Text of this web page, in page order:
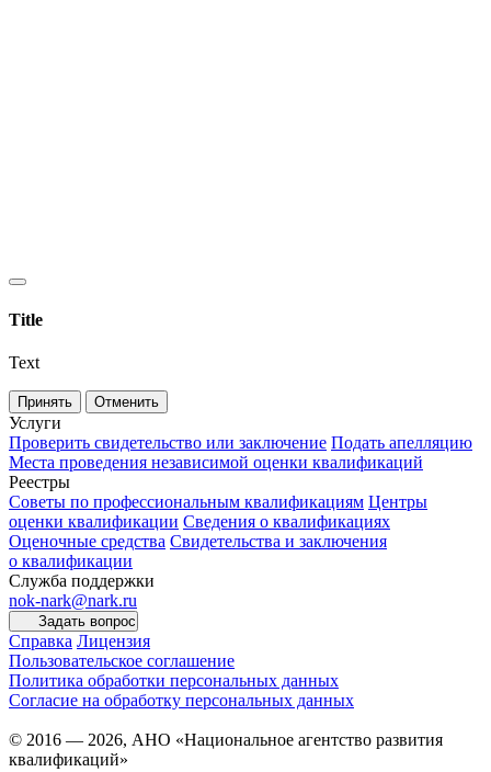
Title
Text
Принять Отменить
Услуги
Проверить свидетельство или заключение Подать апелляцию
Места проведения независимой оценки квалификаций
Реестры
Советы по профессиональным квалификациям Центры
оценки квалификации Сведения о квалификациях
Оценочные средства Свидетельства и заключения
о квалификации
Служба поддержки
nok-nark@nark.ru
Задать вопрос
Справка Лицензия
Пользовательское соглашение
Политика обработки персональных данных
Согласие на обработку персональных данных
© 2016 — 2026, АНО «Национальное агентство развития
квалификаций»